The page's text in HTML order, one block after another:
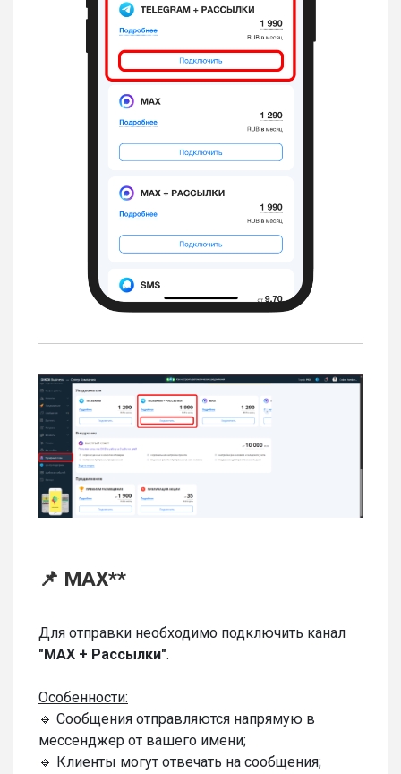
📌 MAX**
Для отправки необходимо подключить канал
"MAX + Рассылки".
Особенности:
🔹 Сообщения отправляются напрямую в
мессенджер от вашего имени;
🔹 Клиенты могут отвечать на сообщения;